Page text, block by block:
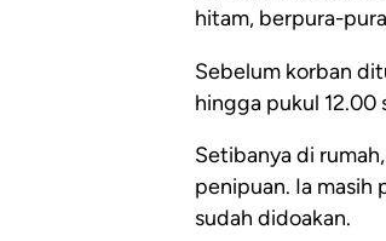
hitam, berpura-
Sebelum korban
hingga pukul 12.00
Setibanya di
penipuan. Ia masih
sudah didoakan.